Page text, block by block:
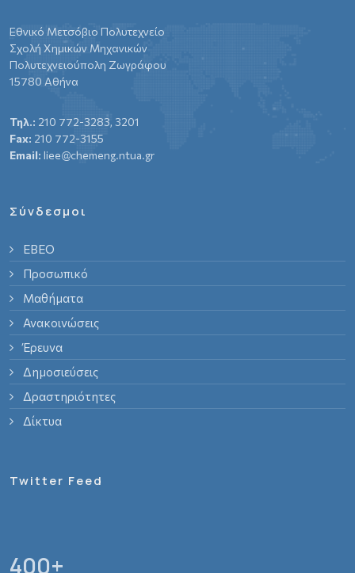
Εθνικό Μετσόβιο Πολυτεχνείο
Σχολή Χημικών Μηχανικών
Πολυτεχνειούπολη Ζωγράφου
15780 Αθήνα
Τηλ.: 210 772-3283, 3201
Fax: 210 772-3155
Email: liee@chemeng.ntua.gr
Σύνδεσμοι
ΕΒΕΟ
Προσωπικό
Μαθήματα
Ανακοινώσεις
Έρευνα
Δημοσιεύσεις
Δραστηριότητες
Δίκτυα
Twitter Feed
400+